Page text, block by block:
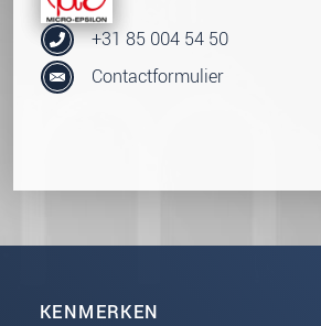
KENMERKEN
+31 85 004 54 50
Contactformulier